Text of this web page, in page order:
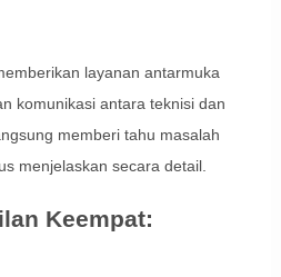
layanan antarmuka
komunikasi antara teknisi dan
memberi tahu masalah
menjelaskan secara detail.
Keempat: